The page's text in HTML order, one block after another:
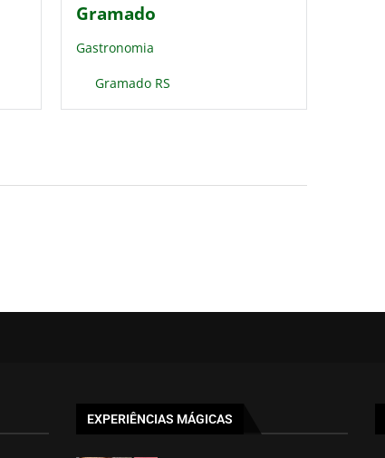
Gramado
Gastronomia
Gramado RS
EXPERIÊNCIAS MÁGICAS